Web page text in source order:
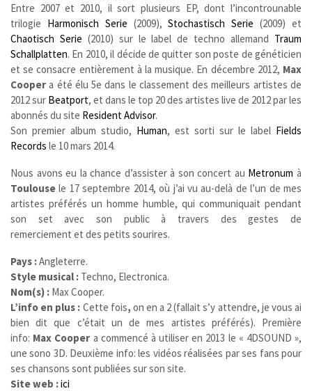
Entre 2007 et 2010, il sort plusieurs EP, dont l’incontrounable
trilogie Harmonisch Serie (2009),Stochastisch Serie (2009) et
Chaotisch Serie (2010) sur le label de techno allemand Traum
Schallplatten. En 2010, il décide de quitter son poste de généticien
et se consacre entièrement à la musique. En décembre 2012, Max
Cooper a été élu 5e dans le classement des meilleurs artistes de
2012 sur Beatport, et dans le top 20 des artistes live de 2012 par les
abonnés du site Resident Advisor.
Son premier album studio, Human, est sorti sur le label Fields
Records le 10 mars 2014.
Nous avons eu la chance d’assister à son concert au Metronum à
Toulouse le 17 septembre 2014, où j’ai vu au-delà de l’un de mes
artistes préférés un homme humble, qui communiquait pendant
son set avec son public à travers des gestes de
remerciement et des petits sourires.
Pays :Angleterre.
Style musical : Techno, Electronica.
Nom(s) : Max Cooper.
L’info en plus : Cette fois, on en a 2 (fallait s’y attendre, je vous ai
bien dit que c’était un de mes artistes préférés). Première
info: Max Cooper a commencé à utiliser en 2013 le « 4DSOUND »,
une sono 3D. Deuxième info: les vidéos réalisées par ses fans pour
ses chansons sont publiées sur son site.
Site web :ici